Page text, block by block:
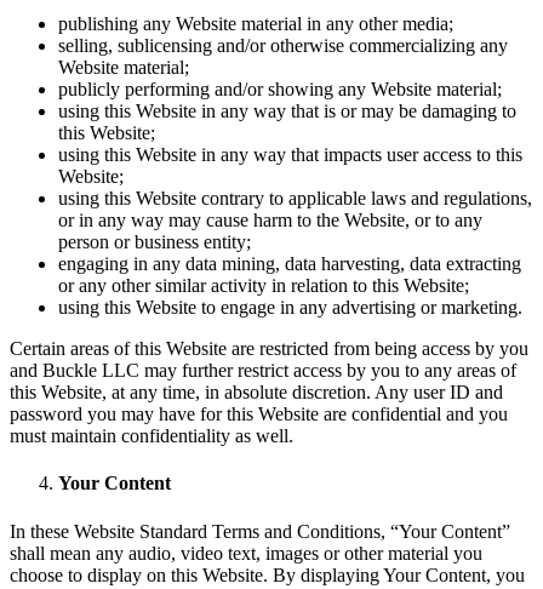
publishing any Website material in any other media;
selling, sublicensing and/or otherwise commercializing any
Website material;
publicly performing and/or showing any Website material;
using this Website in any way that is or may be damaging to
this Website;
using this Website in any way that impacts user access to this
Website;
using this Website contrary to applicable laws and regulations,
or in any way may cause harm to the Website, or to any
person or business entity;
engaging in any data mining, data harvesting, data extracting
or any other similar activity in relation to this Website;
using this Website to engage in any advertising or marketing.
Certain areas of this Website are restricted from being access by you
and Buckle LLC may further restrict access by you to any areas of
this Website, at any time, in absolute discretion. Any user ID and
password you may have for this Website are confidential and you
must maintain confidentiality as well.
Your Content
In these Website Standard Terms and Conditions, “Your Content”
shall mean any audio, video text, images or other material you
choose to display on this Website. By displaying Your Content, you